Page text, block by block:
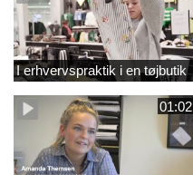
I erhvervspraktik i en tøjbutik
01:02